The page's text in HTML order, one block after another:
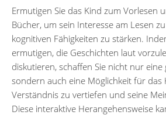
Ermutigen Sie das Kind zum Vorlesen
Bücher, um sein Interesse am Lesen
kognitiven Fähigkeiten zu stärken.
ermutigen, die Geschichten laut
diskutieren, schaffen Sie nicht nur eine
sondern auch eine Möglichkeit für das
Verständnis zu vertiefen und seine
Diese interaktive Herangehensweise